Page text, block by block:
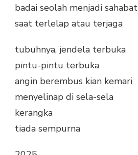
badai seolah menjadi sahabat
saat terlelap atau terjaga
tubuhnya, jendela terbuka
pintu-pintu terbuka
angin berembus kian kemari
menyelinap di sela-sela
kerangka
tiada sempurna